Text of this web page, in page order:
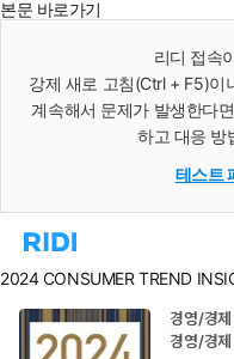
본문 바로가기
리디 접속
강제 새로 고침(Ctrl + F5)이
계속해서 문제가 발생한다
하고 대응 방
테스트
리
홈
로
이
2024 CONSUMER TREND
경영/경제
경영/경제